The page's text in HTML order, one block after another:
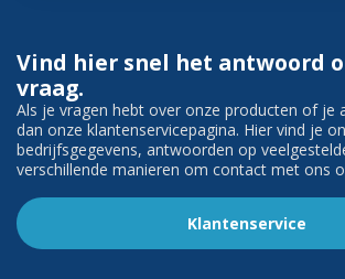
Vind hier snel het antwoord
vraag.
Als je vragen hebt over onze producten of je
dan onze klantenservicepagina. Hier vind je
bedrijfsgegevens, antwoorden op
verschillende manieren om contact met ons
Klantenservice